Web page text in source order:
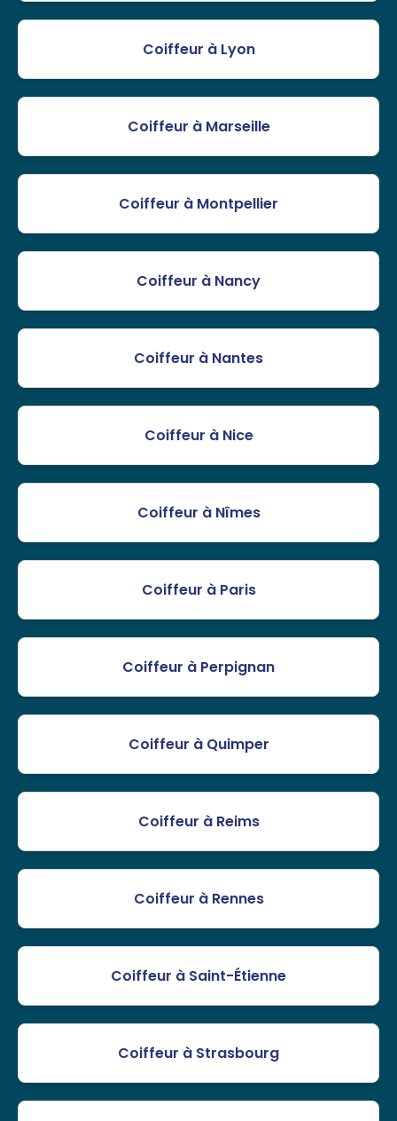
Coiffeur à Lyon
Coiffeur à Marseille
Coiffeur à Montpellier
Coiffeur à Nancy
Coiffeur à Nantes
Coiffeur à Nice
Coiffeur à Nîmes
Coiffeur à Paris
Coiffeur à Perpignan
Coiffeur à Quimper
Coiffeur à Reims
Coiffeur à Rennes
Coiffeur à Saint-Étienne
Coiffeur à Strasbourg